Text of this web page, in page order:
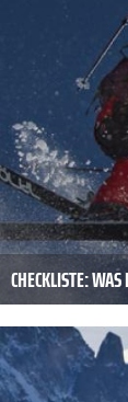
CHECKLISTE: